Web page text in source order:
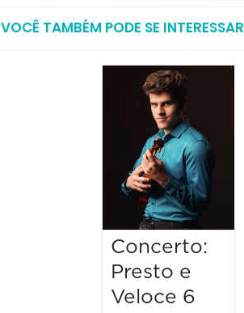
VOCÊ TAMBÉM PODE SE INTERESSAR
Concerto:
Presto e
Veloce 6